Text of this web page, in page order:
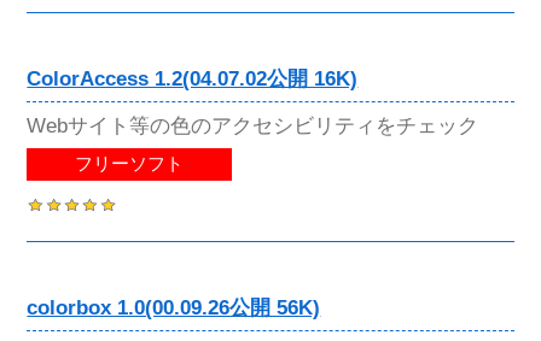
ColorAccess 1.2(04.07.02公開 16K)
Webサイト等の色のアクセシビリティをチェック
フリーソフト
colorbox 1.0(00.09.26公開 56K)